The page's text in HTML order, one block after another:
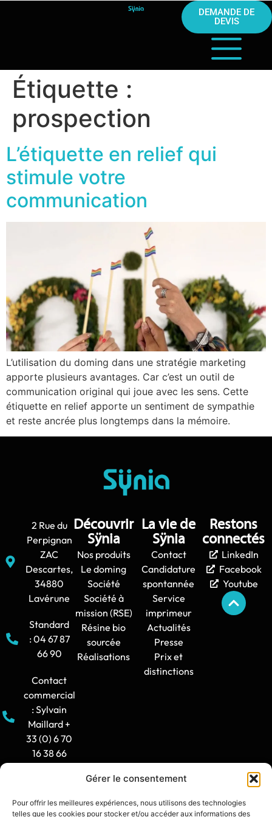
Gérer le consentement
Pour offrir les meilleures expériences, nous utilisons des technologies
telles que les cookies pour stocker et/ou accéder aux informations des
DEMANDE DE
DEVIS
Étiquette :
prospection
L’étiquette en relief qui
stimule votre
communication
L’utilisation du doming dans une stratégie marketing
apporte plusieurs avantages. Car c’est un outil de
communication original qui joue avec les sens. Cette
étiquette en relief apporte un sentiment de sympathie
et reste ancrée plus longtemps dans la mémoire.
2 Rue du
Perpignan
ZAC
Descartes,
34880
Lavérune
Standard
: 04 67 87
66 90
Contact
commercial
: Sylvain
Maillard +
33 (0) 6 70
16 38 66
: 8h30-12h
Découvrir
Sÿnia
Nos produits
Le doming
Société
Société à
mission (RSE)
Résine bio
sourcée
Réalisations
La vie de
Sÿnia
Contact
Candidature
spontannée
Service
imprimeur
Actualités
Presse
Prix et
distinctions
Restons
connectés
LinkedIn
Facebook
Youtube